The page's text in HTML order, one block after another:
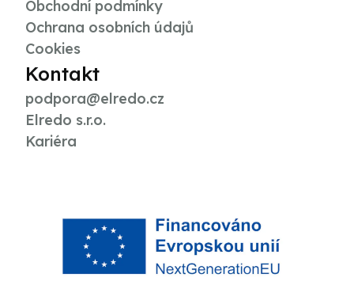
Obchodní podmínky
Ochrana osobních údajů
Cookies
Kontakt
podpora@elredo.cz
Elredo s.r.o.
Kariéra